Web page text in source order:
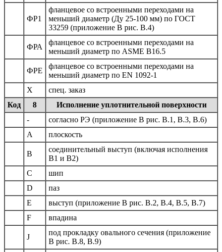
ФР1
фланцевое со встроенными переходами на
меньший диаметр (Ду 25-100 мм) по ГОСТ
33259 (приложение В рис. В.4)
ФРА
фланцевое со встроенными переходами на
меньший диаметр по ASME B16.5
ФРЕ
фланцевое со встроенными переходами на
меньший диаметр по EN 1092-1
Х
спец. заказ
Код
8
Исполнение уплотнительной поверхности
-
согласно РЭ (приложение В рис. В.1, В.3, В.6)
А
плоскость
B
соединительный выступ (включая исполнения
B1 и B2)
C
шип
D
паз
E
выступ (приложение В рис. В.2, В.4, В.5, В.7)
F
впадина
J
под прокладку овального сечения (приложение
В рис. В.8, В.9)